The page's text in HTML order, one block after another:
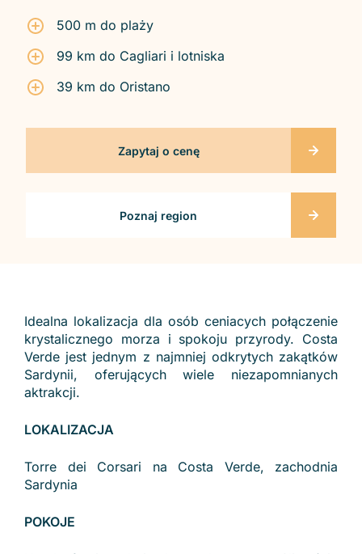
500 m do plaży
99 km do Cagliari i lotniska
39 km do Oristano
Zapytaj o cenę
Poznaj region
Idealna lokalizacja dla osób ceniacych połączenie
krystalicznego morza i spokoju przyrody. Costa
Verde jest jednym z najmniej odkrytych zakątków
Sardynii, oferujących wiele niezapomnianych
aktrakcji.
LOKALIZACJA
Torre dei Corsari na Costa Verde, zachodnia
Sardynia
POKOJE